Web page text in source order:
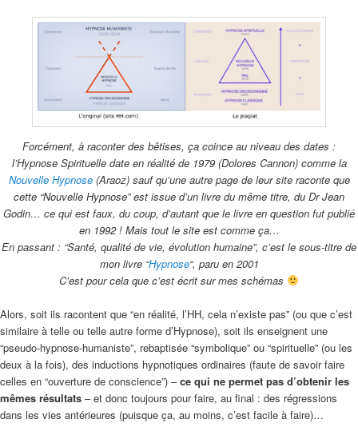
Forcément, à raconter des bêtises, ça coince au niveau des dates :
l’Hypnose Spirituelle date en réalité de 1979 (Dolores Cannon) comme la
Nouvelle Hypnose(Araoz) sauf qu’une autre page de leur site raconte que
cette “Nouvelle Hypnose” est issue d’un livre du même titre, du Dr Jean
Godin… ce qui est faux, du coup, d’autant que le livre en question fut publié
en 1992 ! Mais tout le site est comme ça…
En passant : “Santé, qualité de vie, évolution humaine”, c’est le sous-titre de
mon livre “Hypnose“, paru en 2001
C’est pour cela que c’est écrit sur mes schémas
Alors, soit ils racontent que “en réalité, l’HH, cela n’existe pas” (ou que c’est
similaire à telle ou telle autre forme d’Hypnose), soit ils enseignent une
“pseudo-hypnose-humaniste”, rebaptisée “symbolique” ou “spirituelle” (ou les
deux à la fois), des inductions hypnotiques ordinaires (faute de savoir faire
celles en “ouverture de conscience”) –ce qui ne permet pas d’obtenir les
mêmes résultats – et donc toujours pour faire, au final : des régressions
dans les vies antérieures (puisque ça, au moins, c’est facile à faire)…